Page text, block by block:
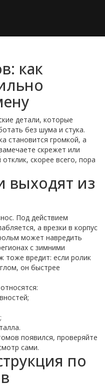
как
детали, которые
без шума и стука.
становится громкой, а
скрежет или
скорее всего, пора
выходят из
Под действием
а врезки в корпус
может навредить
с зимними
тоже вредит: если ролик
он быстрее
появился, проверяйте
сами.
по